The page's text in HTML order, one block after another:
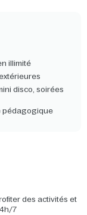
illimité
disco, soirées
pédagogique
des activités et
7​